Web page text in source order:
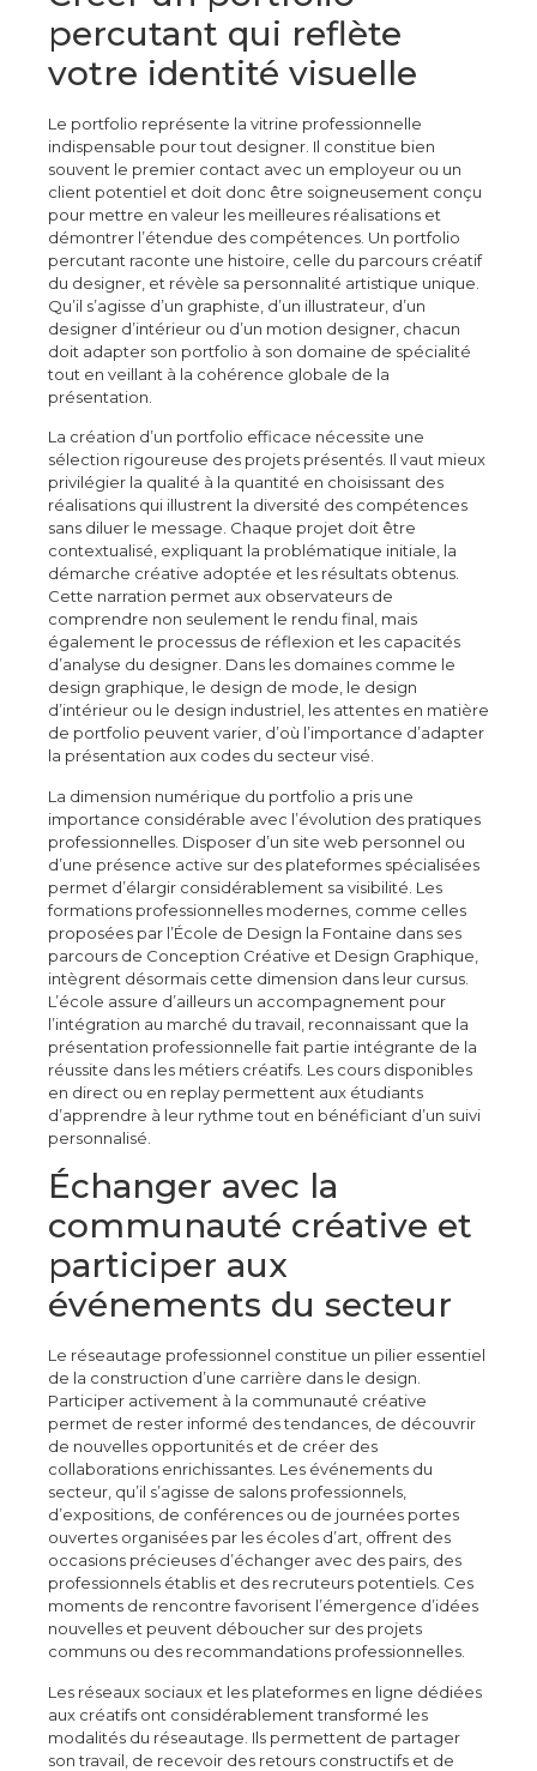
percutant qui reflète
votre identité visuelle
Le portfolio représente la vitrine professionnelle
indispensable pour tout designer. Il constitue bien
souvent le premier contact avec un employeur ou un
client potentiel et doit donc être soigneusement conçu
pour mettre en valeur les meilleures réalisations et
démontrer l’étendue des compétences. Un portfolio
percutant raconte une histoire, celle du parcours créatif
du designer, et révèle sa personnalité artistique unique.
Qu’il s’agisse d’un graphiste, d’un illustrateur, d’un
designer d’intérieur ou d’un motion designer, chacun
doit adapter son portfolio à son domaine de spécialité
tout en veillant à la cohérence globale de la
présentation.
La création d’un portfolio efficace nécessite une
sélection rigoureuse des projets présentés. Il vaut mieux
privilégier la qualité à la quantité en choisissant des
réalisations qui illustrent la diversité des compétences
sans diluer le message. Chaque projet doit être
contextualisé, expliquant la problématique initiale, la
démarche créative adoptée et les résultats obtenus.
Cette narration permet aux observateurs de
comprendre non seulement le rendu final, mais
également le processus de réflexion et les capacités
d’analyse du designer. Dans les domaines comme le
design graphique, le design de mode, le design
d’intérieur ou le design industriel, les attentes en matière
de portfolio peuvent varier, d’où l’importance d’adapter
la présentation aux codes du secteur visé.
La dimension numérique du portfolio a pris une
importance considérable avec l’évolution des pratiques
professionnelles. Disposer d’un site web personnel ou
d’une présence active sur des plateformes spécialisées
permet d’élargir considérablement sa visibilité. Les
formations professionnelles modernes, comme celles
proposées par l’École de Design la Fontaine dans ses
parcours de Conception Créative et Design Graphique,
intègrent désormais cette dimension dans leur cursus.
L’école assure d’ailleurs un accompagnement pour
l’intégration au marché du travail, reconnaissant que la
présentation professionnelle fait partie intégrante de la
réussite dans les métiers créatifs. Les cours disponibles
en direct ou en replay permettent aux étudiants
d’apprendre à leur rythme tout en bénéficiant d’un suivi
personnalisé.
Échanger avec la
communauté créative et
participer aux
événements du secteur
Le réseautage professionnel constitue un pilier essentiel
de la construction d’une carrière dans le design.
Participer activement à la communauté créative
permet de rester informé des tendances, de découvrir
de nouvelles opportunités et de créer des
collaborations enrichissantes. Les événements du
secteur, qu’il s’agisse de salons professionnels,
d’expositions, de conférences ou de journées portes
ouvertes organisées par les écoles d’art, offrent des
occasions précieuses d’échanger avec des pairs, des
professionnels établis et des recruteurs potentiels. Ces
moments de rencontre favorisent l’émergence d’idées
nouvelles et peuvent déboucher sur des projets
communs ou des recommandations professionnelles.
Les réseaux sociaux et les plateformes en ligne dédiées
aux créatifs ont considérablement transformé les
modalités du réseautage. Ils permettent de partager
son travail, de recevoir des retours constructifs et de